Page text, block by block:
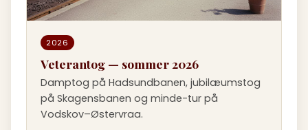
2026
Veterantog — sommer 2026
Damptog på Hadsundbanen, jubilæumstog
på Skagensbanen og minde-tur på
Vodskov–Østervraa.